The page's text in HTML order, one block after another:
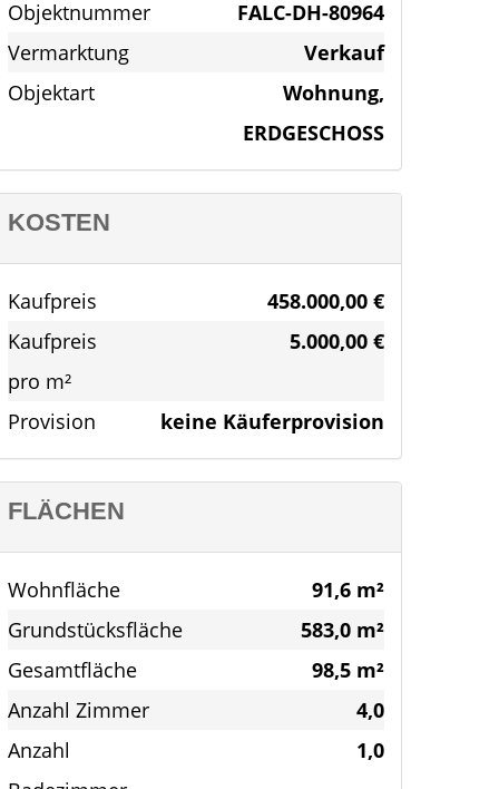
Objektnummer
FALC-DH-80964
Vermarktung
Verkauf
Objektart
Wohnung,
ERDGESCHOSS
KOSTEN
Kaufpreis
458.000,00 €
Kaufpreis
pro m²
5.000,00 €
Provision keine Käuferprovision
FLÄCHEN
Wohnfläche
91,6 m²
Grundstücksfläche
583,0 m²
Gesamtfläche
98,5 m²
Anzahl Zimmer
4,0
Anzahl
1,0